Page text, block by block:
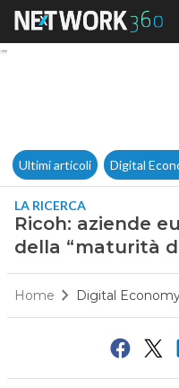
Ultimi articoli Digital
LA RICERCA
Ricoh: aziende
della “maturità
Home Digital